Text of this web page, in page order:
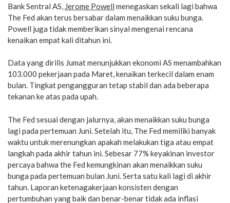
Bank Sentral AS, Jerome Powell menegaskan sekali lagi bahwa
The Fed akan terus bersabar dalam menaikkan suku bunga.
Powell juga tidak memberikan sinyal mengenai rencana
kenaikan empat kali ditahun ini.
Data yang dirilis Jumat menunjukkan ekonomi AS menambahkan
103.000 pekerjaan pada Maret, kenaikan terkecil dalam enam
bulan. Tingkat pengangguran tetap stabil dan ada beberapa
tekanan ke atas pada upah.
The Fed sesuai dengan jalurnya, akan menaikkan suku bunga
lagi pada pertemuan Juni. Setelah itu, The Fed memiliki banyak
waktu untuk merenungkan apakah melakukan tiga atau empat
langkah pada akhir tahun ini. Sebesar 77% keyakinan investor
percaya bahwa the Fed kemungkinan akan menaikkan suku
bunga pada pertemuan bulan Juni. Serta satu kali lagi di akhir
tahun. Laporan ketenagakerjaan konsisten dengan
pertumbuhan yang baik dan benar-benar tidak ada inflasi